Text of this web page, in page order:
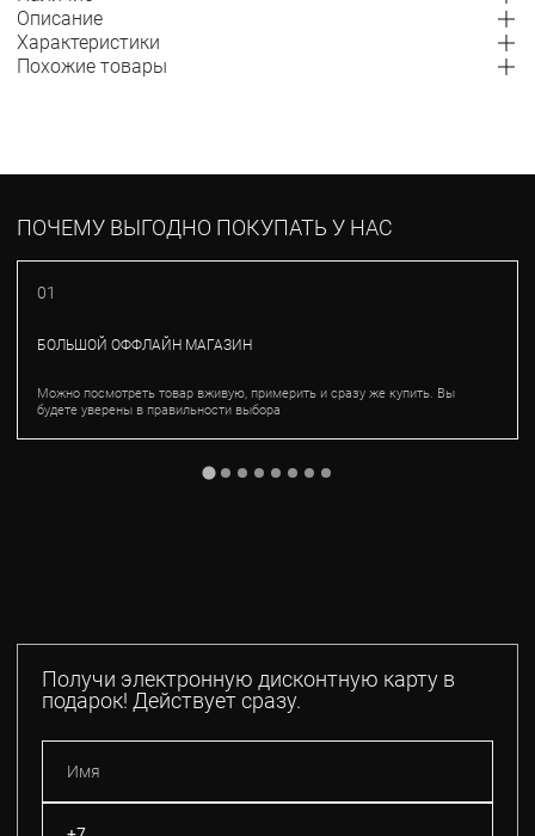
Описание
Характеристики
Похожие товары
ПОЧЕМУ ВЫГОДНО ПОКУПАТЬ У НАС
01
БОЛЬШОЙ ОФФЛАЙН МАГАЗИН
Можно посмотреть товар вживую, примерить и сразу же купить. Вы
будете уверены в правильности выбора
Получи электронную дисконтную карту в
подарок! Действует сразу.